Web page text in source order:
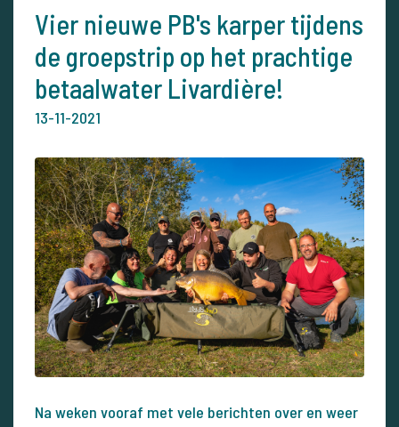
Vier nieuwe PB's karper tijdens
de groepstrip op het prachtige
betaalwater Livardière!
13-11-2021
Na weken vooraf met vele berichten over en weer